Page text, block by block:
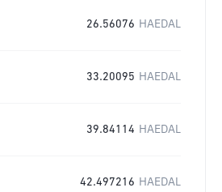
26.56076 HAEDAL
33.20095 HAEDAL
39.84114 HAEDAL
42.497216 HAEDAL